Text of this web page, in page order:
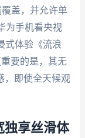
覆盖，并允许单
为手机看央视
式体验《流浪
要的是，其无
，即使全天候观
独享丝滑体